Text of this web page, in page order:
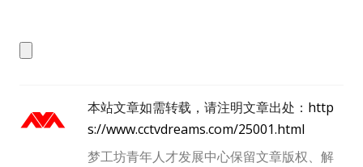
本站文章如需转载，请注明文章出处： http
s://www.cctvdreams.com/25001.html
梦工坊青年人才发展中心保留文章版权、解